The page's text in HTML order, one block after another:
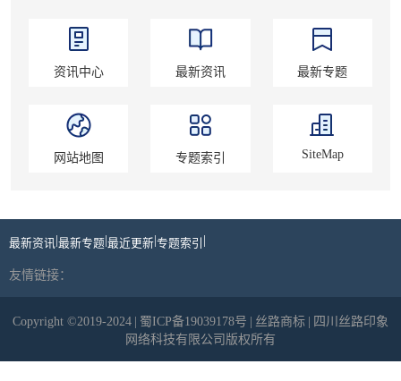
资讯中心 最新资讯 最新专题
网站地图 专题索引 SiteMap
最新资讯 |最新专题|最近更新|专题索引 |
友情链接：
Copyright ©2019-2024 | 蜀ICP备19039178号 | 丝路商标 | 四川丝路印象
网络科技有限公司版权所有